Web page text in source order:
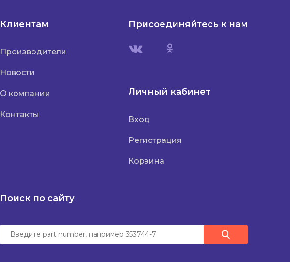
Клиентам
Производители
Новости
О компании
Контакты
Присоединяйтесь к нам
Личный кабинет
Вход
Регистрация
Корзина
Поиск по сайту